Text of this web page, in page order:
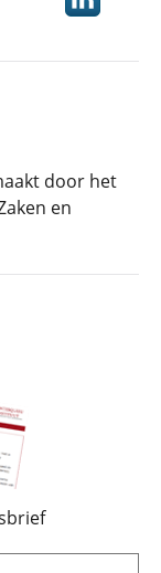
door het
en